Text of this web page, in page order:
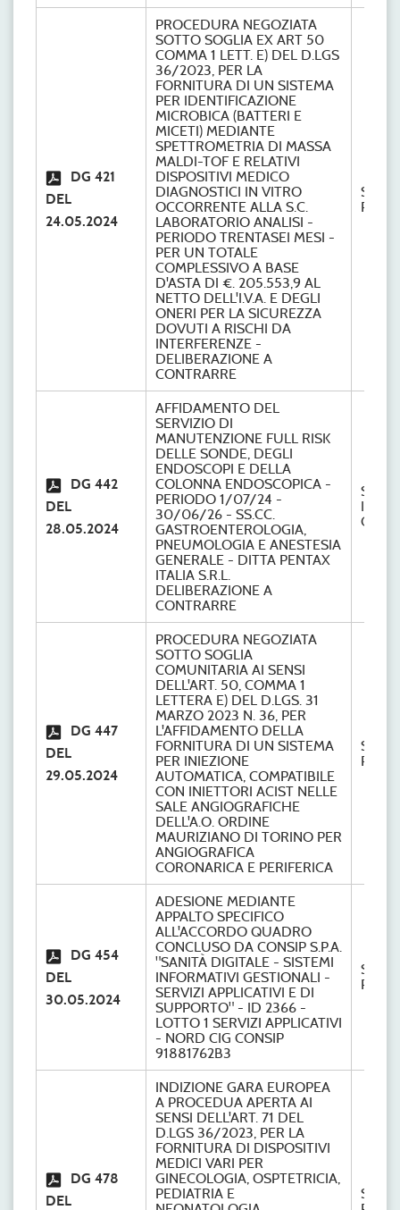
DG 421
DEL
24.05.2024
PROCEDURA NEGOZIATA
SOTTO SOGLIA EX ART 50
COMMA 1 LETT. E) DEL D.LGS
36/2023, PER LA
FORNITURA DI UN SISTEMA
PER IDENTIFICAZIONE
MICROBICA (BATTERI E
MICETI) MEDIANTE
SPETTROMETRIA DI MASSA
MALDI-TOF E RELATIVI
DISPOSITIVI MEDICO
DIAGNOSTICI IN VITRO
OCCORRENTE ALLA S.C.
LABORATORIO ANALISI -
PERIODO TRENTASEI MESI -
PER UN TOTALE
COMPLESSIVO A BASE
D'ASTA DI €. 205.553,9 AL
NETTO DELL'I.V.A. E DEGLI
ONERI PER LA SICUREZZA
DOVUTI A RISCHI DA
INTERFERENZE -
DELIBERAZIONE A
CONTRARRE
S.C.
DG 442
DEL
28.05.2024
AFFIDAMENTO DEL
SERVIZIO DI
MANUTENZIONE FULL RISK
DELLE SONDE, DEGLI
ENDOSCOPI E DELLA
COLONNA ENDOSCOPICA -
PERIODO 1/07/24 -
30/06/26 - SS.CC.
GASTROENTEROLOGIA,
PNEUMOLOGIA E ANESTESIA
GENERALE - DITTA PENTAX
ITALIA S.R.L.
DELIBERAZIONE A
CONTRARRE
S.S.
DG 447
DEL
29.05.2024
PROCEDURA NEGOZIATA
SOTTO SOGLIA
COMUNITARIA AI SENSI
DELL'ART. 50, COMMA 1
LETTERA E) DEL D.LGS. 31
MARZO 2023 N. 36, PER
L'AFFIDAMENTO DELLA
FORNITURA DI UN SISTEMA
PER INIEZIONE
AUTOMATICA, COMPATIBILE
CON INIETTORI ACIST NELLE
SALE ANGIOGRAFICHE
DELL'A.O. ORDINE
MAURIZIANO DI TORINO PER
ANGIOGRAFICA
CORONARICA E PERIFERICA
S.C.
DG 454
DEL
30.05.2024
ADESIONE MEDIANTE
APPALTO SPECIFICO
ALL'ACCORDO QUADRO
CONCLUSO DA CONSIP S.P.A.
"SANITÀ DIGITALE - SISTEMI
INFORMATIVI GESTIONALI -
SERVIZI APPLICATIVI E DI
SUPPORTO" - ID 2366 -
LOTTO 1 SERVIZI APPLICATIVI
- NORD CIG CONSIP
91881762B3
S.C.
DG 478
DEL
INDIZIONE GARA EUROPEA
A PROCEDUA APERTA AI
SENSI DELL'ART. 71 DEL
D.LGS 36/2023, PER LA
FORNITURA DI DISPOSITIVI
MEDICI VARI PER
GINECOLOGIA, OSPTETRICIA,
PEDIATRIA E
S.C.